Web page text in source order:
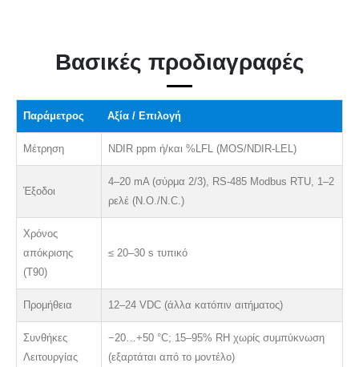
Βασικές προδιαγραφές
Παράμετρος Αξία / Επιλογή
Μέτρηση NDIR ppm ή/και %LFL (MOS/NDIR-LEL)
Έξοδοι
4–20 mA (σύρμα 2/3), RS-485 Modbus RTU, 1–2
ρελέ (N.O./N.C.)
Χρόνος
απόκρισης
(T90)
≤ 20–30 s τυπικό
Προμήθεια 12–24 VDC (άλλα κατόπιν αιτήματος)
Συνθήκες
Λειτουργίας
−20…+50 °C; 15–95% RH χωρίς συμπύκνωση
(εξαρτάται από το μοντέλο)